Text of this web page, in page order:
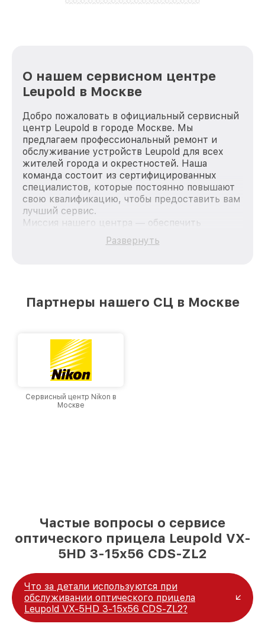
О нашем сервисном центре
Leupold в Москве
Добро пожаловать в официальный сервисный
центр Leupold в городе Москве. Мы
предлагаем профессиональный ремонт и
обслуживание устройств Leupold для всех
жителей города и окрестностей. Наша
команда состоит из сертифицированных
специалистов, которые постоянно повышают
свою квалификацию, чтобы предоставить вам
лучший сервис.
Миссия нашего центра — обеспечить
качественный и доступный ремонт для
каждого пользователя продукции Leupold, вне
лучшим сервисным центром Leupold в городе
Развернуть
Партнеры нашего СЦ в Москве
Сервисный центр Nikon в
Москве
Частые вопросы о сервисе
оптического прицела Leupold VX-
5HD 3-15x56 CDS-ZL2
Что за детали используются при
обслуживании оптического прицела
Leupold VX-5HD 3-15x56 CDS-ZL2?